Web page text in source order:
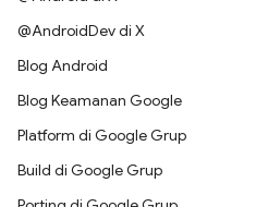
@AndroidDev di X
Blog Android
Blog Keamanan Google
Platform di Google Grup
Build di Google Grup